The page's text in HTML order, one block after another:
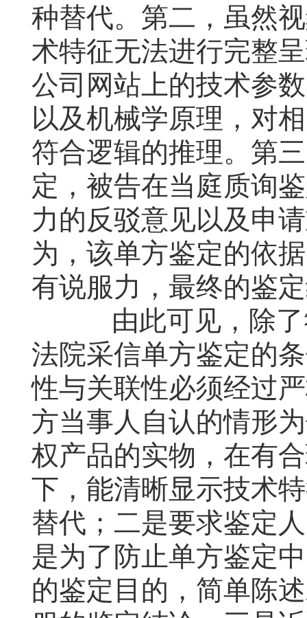
种替代。第二，虽然
术特征无法进行完整
公司网站上的技术参
以及机械学原理，对
符合逻辑的推理。第
定，被告在当庭质询
力的反驳意见以及申
为，该单方鉴定的依
有说服力，最终的鉴
由此可见，除了
法院采信单方鉴定的
性与关联性必须经过
方当事人自认的情形
权产品的实物，在有
下，能清晰显示技术
替代；二是要求鉴定
是为了防止单方鉴定
的鉴定目的，简单陈